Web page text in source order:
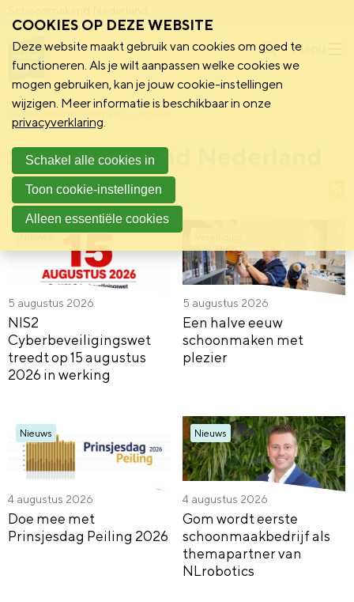
Menu
Schoonmakend Nederland
Schoonmakend Nederland
Actueel
5 augustus 2026
NIS2
Cyberbeveiligingswet
treedt op 15 augustus
2026 in werking
5 augustus 2026
Een halve eeuw
schoonmaken met
plezier
Nieuws
4 augustus 2026
Doe mee met
Prinsjesdag Peiling 2026
Nieuws
4 augustus 2026
Gom wordt eerste
schoonmaakbedrijf als
themapartner van
NLrobotics
COOKIES OP DEZE WEBSITE
Deze website maakt gebruik van cookies om goed te
functioneren. Als je wilt aanpassen welke cookies we
mogen gebruiken, kan je jouw cookie-instellingen
wijzigen. Meer informatie is beschikbaar in onze
privacyverklaring.
Schakel alle cookies in
Toon cookie-instellingen
Alleen essentiële cookies